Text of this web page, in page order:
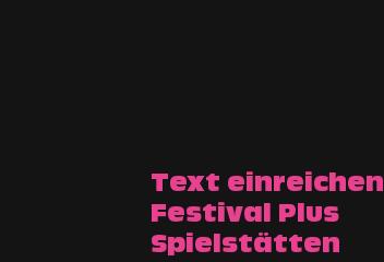
Text einreichen
Festival Plus
Spielstätten